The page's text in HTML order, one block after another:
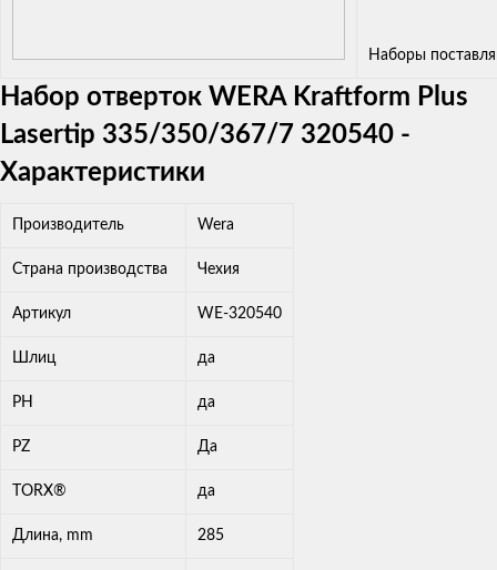
Наборы
Набор отверток WERA Kraftform Plus
Lasertip 335/350/367/7 320540 -
Характеристики
Производитель Wera
Страна производства Чехия
Артикул WE-320540
Шлиц да
PH да
PZ Да
TORX® да
Длина, mm 285